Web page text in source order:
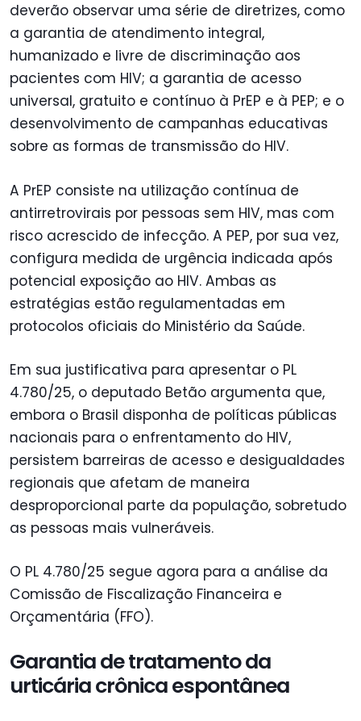
deverão observar uma série de diretrizes, como
a garantia de atendimento integral,
humanizado e livre de discriminação aos
pacientes com HIV; a garantia de acesso
universal, gratuito e contínuo à PrEP e à PEP; e o
desenvolvimento de campanhas educativas
sobre as formas de transmissão do HIV.
A PrEP consiste na utilização contínua de
antirretrovirais por pessoas sem HIV, mas com
risco acrescido de infecção. A PEP, por sua vez,
configura medida de urgência indicada após
potencial exposição ao HIV. Ambas as
estratégias estão regulamentadas em
protocolos oficiais do Ministério da Saúde.
Em sua justificativa para apresentar o PL
4.780/25, o deputado Betão argumenta que,
embora o Brasil disponha de políticas públicas
nacionais para o enfrentamento do HIV,
persistem barreiras de acesso e desigualdades
regionais que afetam de maneira
desproporcional parte da população, sobretudo
as pessoas mais vulneráveis.
O PL 4.780/25 segue agora para a análise da
Comissão de Fiscalização Financeira e
Orçamentária (FFO).
Garantia de tratamento da
urticária crônica espontânea